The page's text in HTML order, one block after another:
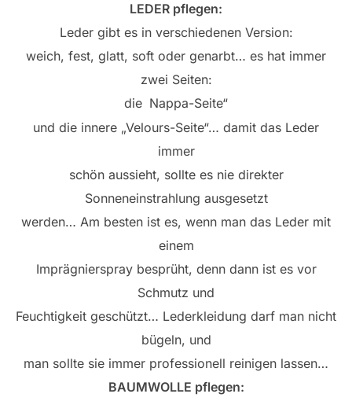
LEDER pflegen:
Leder gibt es in verschiedenen Version:
weich, fest, glatt, soft oder genarbt… es hat immer
zwei Seiten:
die Nappa-Seite“
und die innere „Velours-Seite“… damit das Leder
immer
schön aussieht, sollte es nie direkter
Sonneneinstrahlung ausgesetzt
werden… Am besten ist es, wenn man das Leder mit
einem
Imprägnierspray besprüht, denn dann ist es vor
Schmutz und
Feuchtigkeit geschützt… Lederkleidung darf man nicht
bügeln, und
man sollte sie immer professionell reinigen lassen…
BAUMWOLLE pflegen: